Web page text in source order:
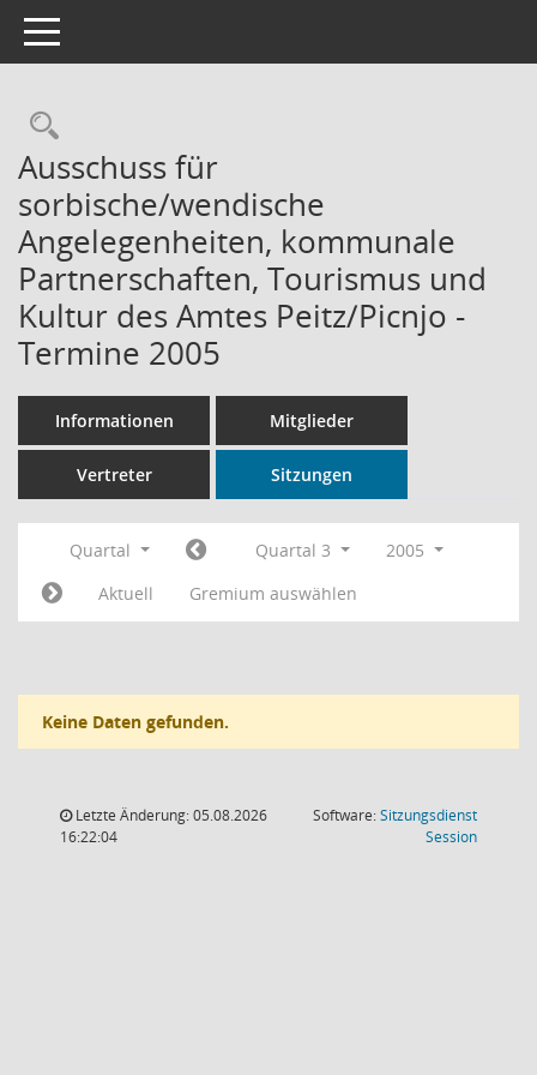
Toggle navigation
Rechercheauswahl
Ausschuss für
sorbische/wendische
Angelegenheiten, kommunale
Partnerschaften, Tourismus und
Kultur des Amtes Peitz/Picnjo -
Termine 2005
Informationen Mitglieder
Vertreter Sitzungen
Quartal Quartal 3
2005
Aktuell
Gremium auswählen
Keine Daten gefunden.
Letzte Änderung: 05.08.2026
16:22:04
Software:Sitzungsdienst
Session(Wird in